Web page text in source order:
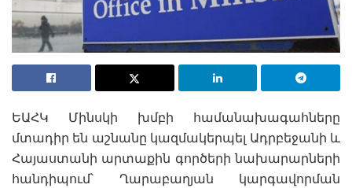
ԵԱՀԿ Մինսկի խմբի համանախագահները
մտադիր են աշնանը կազմակերպել Ադրբեջանի և
Հայաստանի արտաքին գործերի նախարարների
հանդիպում՝ Ղարաբաղյան կարգավորման